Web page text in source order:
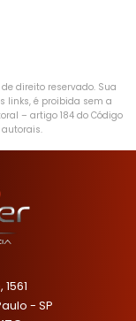
de direito reservado. Sua
links, é proibida sem a
– artigo 184 do Código
autorais.
- SP